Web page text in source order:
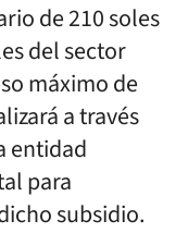
de 210 soles
del sector
máximo de
a través
entidad
para
subsidio.